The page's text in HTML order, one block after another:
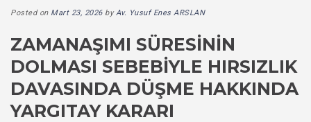
Posted on Mart 23, 2026byAv. Yusuf Enes ARSLAN
ZAMANAŞIMI SÜRESININ
DOLMASI SEBEBIYLE HIRSIZLIK
DAVASINDA DÜŞME HAKKINDA
YARGITAY KARARI